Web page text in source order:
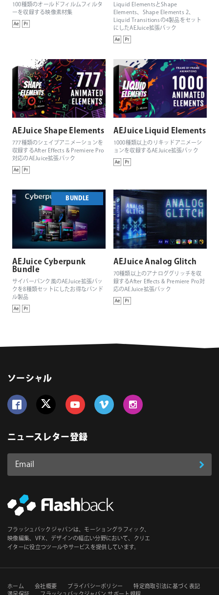
100種類のオールドフィルムフィルタ
ーを収録する映像素材集
Liquid ElementsとShape
Elements、Shape Elements 2、
Liquid Transitionsの4製品をセット
にしたAEJuice拡張パック
AEJuice Shape Elements
777種類のシェイプアニメーションを
収録するAfter Effects & Premiere Pro
対応のAEJuice拡張パック
AEJuice Liquid Elements
1000種類以上のリキッドアニメーシ
ョンを収録するAEJuice拡張パック
BUNDLE
AEJuice Cyberpunk
Bundle
サイバーパンク風のAEJuice拡張パッ
クを8種類セットにしたお得なバンド
ル製品
AEJuice Analog Glitch
70種類以上のアナロググリッチを収
録するAfter Effects & Premiere Pro対
応のAEJuice拡張パック
ソーシャル
ニュースレター登録
Email
ス
必
須
登
フラッシュバックジャパンは、モーショングラフィック、
映像編集、VFX、デザインの幅広い分野において、クリエ
イターに役立つツールやサービスを提供しています。
セ
ホーム 会社概要 プライバシーポリシー
特定商取引法に基づく表記